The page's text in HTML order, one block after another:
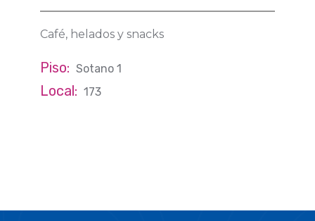
Café, helados y snacks
Piso: Sotano 1
Local: 173